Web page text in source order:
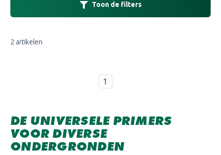
2 artikelen
1
Toon de filters
DE UNIVERSELE PRIMERS
VOOR DIVERSE
ONDERGRONDEN